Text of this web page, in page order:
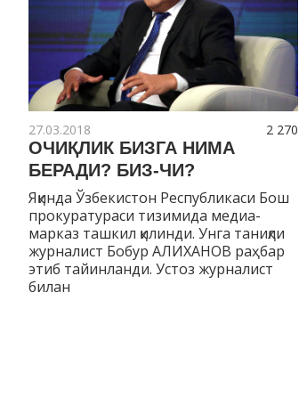
2 270
27.03.2018
ОЧИҚЛИК БИЗГА НИМА
БЕРАДИ? БИЗ-ЧИ?
Яқинда Ўзбекистон Республикаси Бош
прокуратураси тизимида медиа-
марказ ташкил қилинди. Унга таниқли
журналист Бобур АЛИХАНОВ раҳбар
этиб тайинланди. Устоз журналист
билан